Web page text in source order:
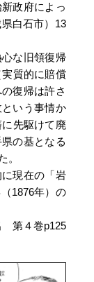
政府によっ
白石市）13
な旧領復帰
質的に賠償
復帰は許さ
いう事情か
先駆けて廃
の基となる
。
現在の「岩
1876年）の
第４巻p125